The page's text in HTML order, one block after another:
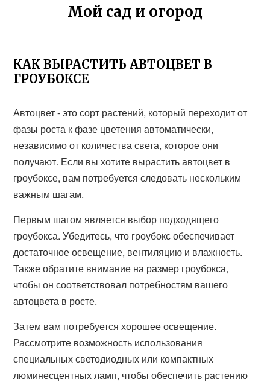
Мой сад и огород
КАК ВЫРАСТИТЬ АВТОЦВЕТ В
ГРОУБОКСЕ
Автоцвет - это сорт растений, который переходит от
фазы роста к фазе цветения автоматически,
независимо от количества света, которое они
получают. Если вы хотите вырастить автоцвет в
гроубоксе, вам потребуется следовать нескольким
важным шагам.
Первым шагом является выбор подходящего
гроубокса. Убедитесь, что гроубокс обеспечивает
достаточное освещение, вентиляцию и влажность.
Также обратите внимание на размер гроубокса,
чтобы он соответствовал потребностям вашего
автоцвета в росте.
Затем вам потребуется хорошее освещение.
Рассмотрите возможность использования
специальных светодиодных или компактных
люминесцентных ламп, чтобы обеспечить растению